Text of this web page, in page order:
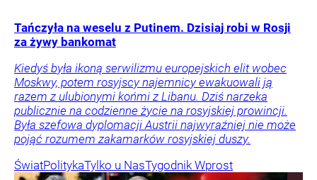
Tańczyła na weselu z Putinem. Dzisiaj robi w Rosji
za żywy bankomat
Kiedyś była ikoną serwilizmu europejskich elit wobec
Moskwy, potem rosyjscy najemnicy ewakuowali ją
razem z ulubionymi końmi z Libanu. Dziś narzeka
publicznie na codzienne życie na rosyjskiej prowincji.
Była szefowa dyplomacji Austrii najwyraźniej nie może
pojąć rozumem zakamarków rosyjskiej duszy.
ŚwiatPolitykaTylko u NasTygodnik Wprost